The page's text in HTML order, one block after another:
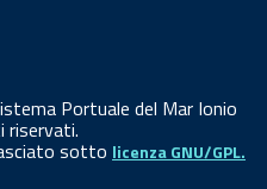
Portuale del Mar Ionio
riservati.
sotto licenza GNU/GPL.